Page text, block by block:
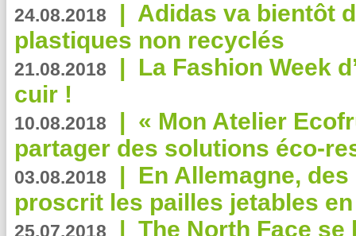
24.08.2018 | Adidas va bientôt
plastiques non recyclés
21.08.2018 | La Fashion Week
cuir !
10.08.2018 | « Mon Atelier
partager des solutions éco-
03.08.2018 | En Allemagne,
proscrit les pailles jetables
25.07.2018 | The North Face se